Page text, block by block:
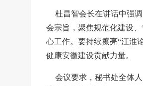
杜昌智会长在讲话中强
会宗旨，聚焦规范化建设
心工作。要持续擦亮“江淮
健康安徽建设贡献力量。
会议要求，秘书处全体人